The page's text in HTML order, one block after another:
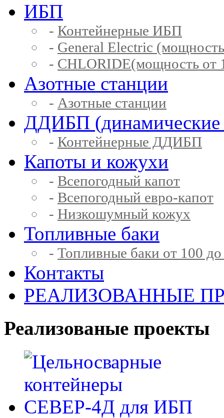
ИБП
- Контейнерные ИБП
- General Electric
- CHLORIDE(мощность от
Азотные станции
- Азотные станции
ДДИБП
- Контейнерные ДДИБП
Капоты и кожухи
- Всепогодный капот
- Всепогодный евро-капот
- Низкошумный кожух
Топливные баки
- Топливные баки от 100
Контакты
РЕАЛИЗОВАННЫЕ
Реализованые проекты